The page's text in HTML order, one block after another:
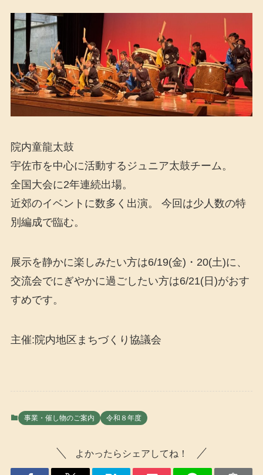
院内童龍太鼓
宇佐市を中心に活動するジュニア太鼓チーム。
全国大会に2年連続出場。
近郊のイベントに数多く出演。 今回は少人数の特
別編成で臨む。
展示を静かに楽しみたい方は6/19(金)・20(土)に、
交流会でにぎやかに過ごしたい方は6/21(日)がおす
すめです。
主催:院内地区まちづくり協議会
事業・催し物のご案内 令和８年度
よかったらシェアしてね！